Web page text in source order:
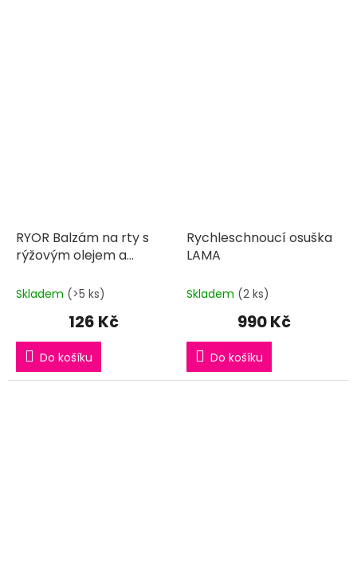
RYOR Balzám na rty s
rýžovým olejem a
Skladem (>5 ks)
126 Kč
Do košíku
Rychleschnoucí osuška
LAMA
Skladem (2 ks)
990 Kč
Do košíku